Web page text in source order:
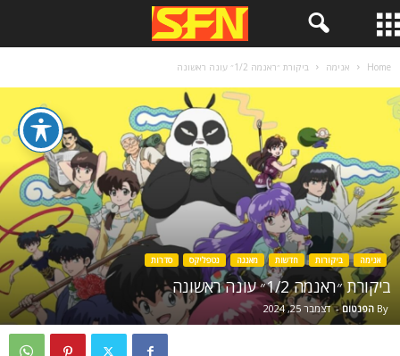
Home אנימה ביקורת ״ראנמה 1/2״ עונה ראשונה
אנימה ביקורות חדשות מאנגה נטפליקס סדרות
ביקורת ״ראנמה 1/2״ עונה ראשונה
By הפנטום- דצמבר 25, 2024